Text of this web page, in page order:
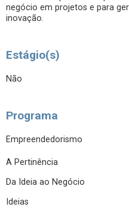
negócio em projetos e para
inovação.
Estágio(s)
Não
Programa
Empreendedorismo
A Pertinência
Da Ideia ao Negócio
Ideias